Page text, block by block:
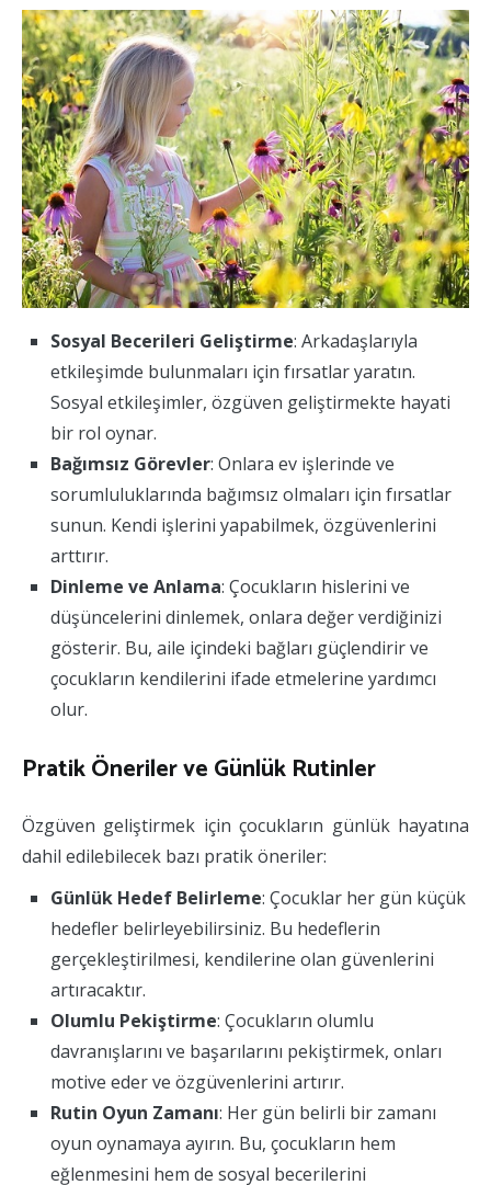
Sosyal Becerileri Geliştirme: Arkadaşlarıyla
etkileşimde bulunmaları için fırsatlar yaratın.
Sosyal etkileşimler, özgüven geliştirmekte hayati
bir rol oynar.
Bağımsız Görevler: Onlara ev işlerinde ve
sorumluluklarında bağımsız olmaları için fırsatlar
sunun. Kendi işlerini yapabilmek, özgüvenlerini
arttırır.
Dinleme ve Anlama: Çocukların hislerini ve
düşüncelerini dinlemek, onlara değer verdiğinizi
gösterir. Bu, aile içindeki bağları güçlendirir ve
çocukların kendilerini ifade etmelerine yardımcı
olur.
Pratik Öneriler ve Günlük Rutinler
Özgüven geliştirmek için çocukların günlük hayatına
dahil edilebilecek bazı pratik öneriler:
Günlük Hedef Belirleme: Çocuklar her gün küçük
hedefler belirleyebilirsiniz. Bu hedeflerin
gerçekleştirilmesi, kendilerine olan güvenlerini
artıracaktır.
Olumlu Pekiştirme: Çocukların olumlu
davranışlarını ve başarılarını pekiştirmek, onları
motive eder ve özgüvenlerini artırır.
Rutin Oyun Zamanı: Her gün belirli bir zamanı
oyun oynamaya ayırın. Bu, çocukların hem
eğlenmesini hem de sosyal becerilerini